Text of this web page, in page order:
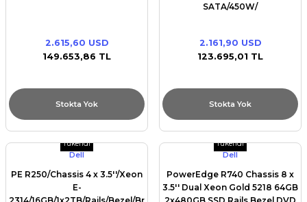
2.615,60 USD
149.653,86 TL
Stokta Yok
SATA/450W/
2.161,90 USD
123.695,01 TL
Stokta Yok
Tükendi
Dell
PE R250/Chassis 4 x 3.5''/Xeon
E-
Tükendi
Dell
PowerEdge R740 Chassis 8 x
3.5'' Dual Xeon Gold 5218 64GB